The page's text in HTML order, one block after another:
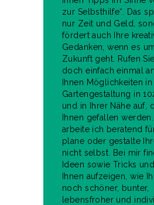
zur Selbsthilfe“. Das
nur Zeit und Geld,
fördert auch Ihre
Gedanken, wenn es
Zukunft geht. Rufen
doch einfach einmal
Ihnen Möglichkeiten in
Gartengestaltung in
und in Ihrer Nähe auf,
Ihnen gefallen
arbeite ich beratend
plane oder gestalte
nicht selbst. Bei mir
Ideen sowie Tricks
Ihnen aufzeigen, wie
noch schöner, bunter,
lebensfroher und